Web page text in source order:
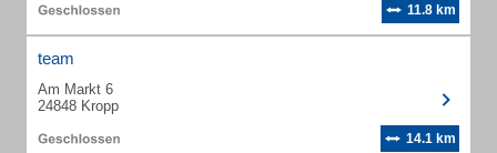
11.8 km
team
Am Markt 6
24848 Kropp
14.1 km